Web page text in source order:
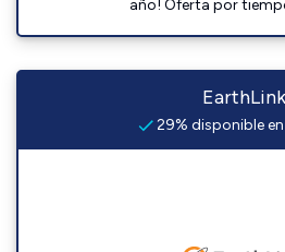
año! Oferta por
EarthLink
29% disponible